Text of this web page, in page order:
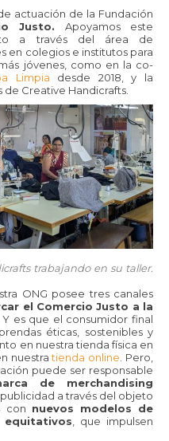
actuación de la Fundación
Justo. Apoyamos este
a través del área de
en colegios e institutos para
jóvenes, como en la co-
Limpia desde 2018, y la
Creative Handicrafts.
trabajando en su taller.
ONG posee tres canales
el Comercio Justo a la
Y es que el consumidor final
éticas, sostenibles y
en nuestra tienda física en
nuestratienda online . Pero,
puede ser responsable
de merchandising
a través del objeto
con nuevos modelos de
equitativos , que impulsen